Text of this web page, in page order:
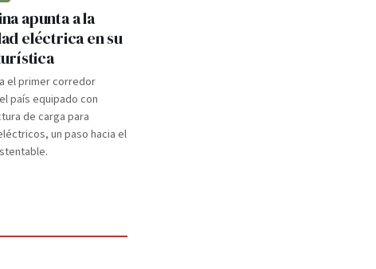
apunta a la
eléctrica en su
el primer corredor
país equipado con
de carga para
un paso hacia el